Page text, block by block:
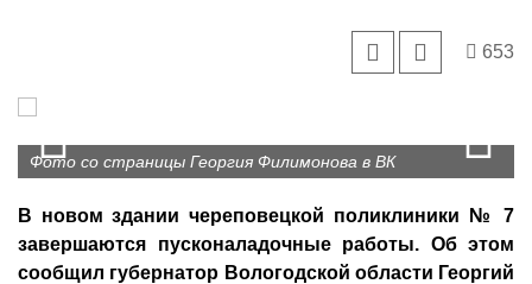
653
Фото со страницы Георгия Филимонова в ВК
В новом здании череповецкой поликлиники № 7
завершаются пусконаладочные работы. Об этом
сообщил губернатор Вологодской области Георгий